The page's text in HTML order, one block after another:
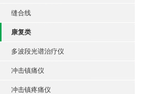
缝合线
康复类
多波段光谱治疗仪
冲击镇痛仪
冲击镇疼痛仪